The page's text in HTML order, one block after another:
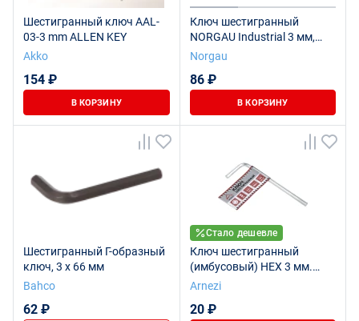
Шестигранный ключ AAL-
03-3 mm ALLEN KEY
Akko
154 ₽
В КОРЗИНУ
Ключ шестигранный
NORGAU Industrial 3 мм,
N42-3
Norgau
86 ₽
В КОРЗИНУ
Шестигранный Г-образный
ключ, 3 x 66 мм
Bahco
62 ₽
Стало дешевле
Ключ шестигранный
(имбусовый) HEX 3 мм.
ARNEZI R1060003
Arnezi
20 ₽